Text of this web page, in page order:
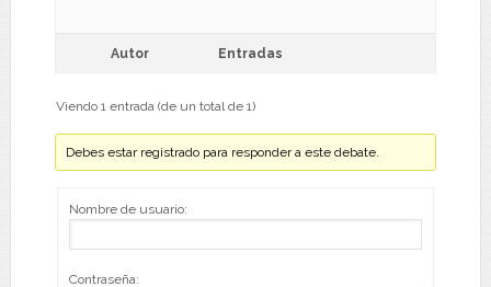
Autor Entradas
Viendo 1 entrada (de un total de 1)
Debes estar registrado para responder a este debate.
Nombre de usuario:
Contraseña: